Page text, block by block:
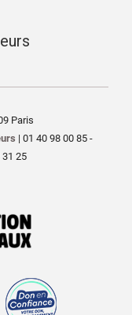
Paris
| 01 40 98 00 85 -
31 25